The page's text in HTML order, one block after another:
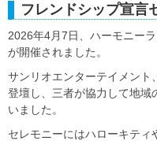
フレンドシップ宣言
2026年4月7日、ハーモニー
が開催されました。
サンリオエンターテイメント
登壇し、三者が協力して地域
いました。
セレモニーにはハローキティ